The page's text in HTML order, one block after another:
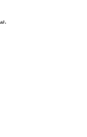
1,4-سيكلوهيكسانيديامين يستخدم وسيطة الصيدلانية.